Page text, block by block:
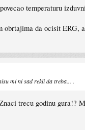
temperaturu
da ocisit ERG,
mi ni sad rekli da treba... .
trecu godinu gura!?